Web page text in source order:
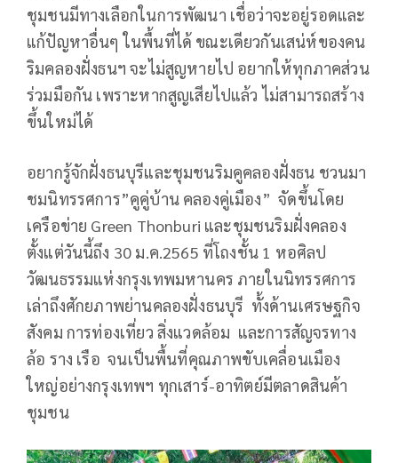
ชุมชนมีทางเลือกในการพัฒนา เชื่อว่าจะอยู่รอดและ
แก้ปัญหาอื่นๆ ในพื้นที่ได้ ขณะเดียวกันเสน่ห์ของคน
ริมคลองฝั่งธนฯ จะไม่สูญหายไป อยากให้ทุกภาคส่วน
ร่วมมือกัน เพราะหากสูญเสียไปแล้ว ไม่สามารถสร้าง
ขึ้นใหม่ได้
อยากรู้จักฝั่งธนบุรีและชุมชนริมคูคลองฝั่งธน ชวนมา
ชมนิทรรศการ”คูคู่บ้าน คลองคู่เมือง” จัดขึ้นโดย
เครือข่าย Green Thonburi และชุมชนริมฝั่งคลอง
ตั้งแต่วันนี้ถึง 30 ม.ค.2565 ที่โถงชั้น 1 หอศิลป
วัฒนธรรมแห่งกรุงเทพมหานคร ภายในนิทรรศการ
เล่าถึงศักยภาพย่านคลองฝั่งธนบุรี ทั้งด้านเศรษฐกิจ
สังคม การท่องเที่ยว สิ่งแวดล้อม และการสัญจรทาง
ล้อ ราง เรือ จนเป็นพื้นที่คุณภาพขับเคลื่อนเมือง
ใหญ่อย่างกรุงเทพฯ ทุกเสาร์-อาทิตย์มีตลาดสินค้า
ชุมชน